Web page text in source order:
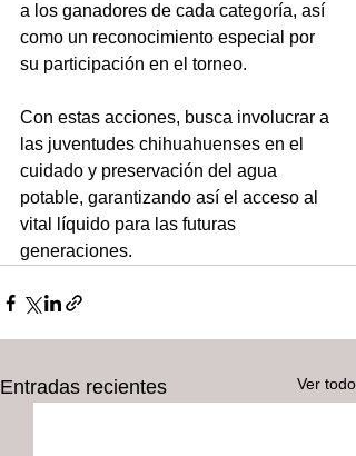
a los ganadores de cada categoría, así
como un reconocimiento especial por
su participación en el torneo.
Con estas acciones, busca involucrar a
las juventudes chihuahuenses en el
cuidado y preservación del agua
potable, garantizando así el acceso al
vital líquido para las futuras
generaciones.
Entradas recientes Ver todo